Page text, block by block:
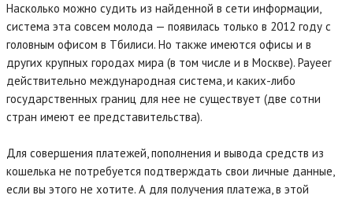
Насколько можно судить из найденной в сети информации,
система эта совсем молода — появилась только в 2012 году с
головным офисом в Тбилиси. Но также имеются офисы и в
других крупных городах мира (в том числе и в Москве). Payeer
действительно международная система, и каких-либо
государственных границ для нее не существует (две сотни
стран имеют ее представительства).
Для совершения платежей, пополнения и вывода средств из
кошелька не потребуется подтверждать свои личные данные,
если вы этого не хотите. А для получения платежа, в этой